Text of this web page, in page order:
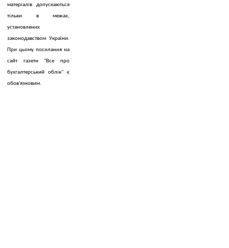
матеріалів допускаються
тільки в межах,
установлених
законодавством України.
При цьому посилання на
сайт газети "Все про
бухгалтерський облік" є
обов'язковим.